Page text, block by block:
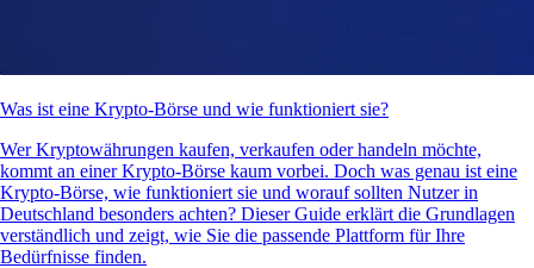
Was ist eine Krypto-Börse und wie funktioniert sie?
Wer Kryptowährungen kaufen, verkaufen oder handeln möchte,
kommt an einer Krypto-Börse kaum vorbei. Doch was genau ist eine
Krypto-Börse, wie funktioniert sie und worauf sollten Nutzer in
Deutschland besonders achten? Dieser Guide erklärt die Grundlagen
verständlich und zeigt, wie Sie die passende Plattform für Ihre
Bedürfnisse finden.